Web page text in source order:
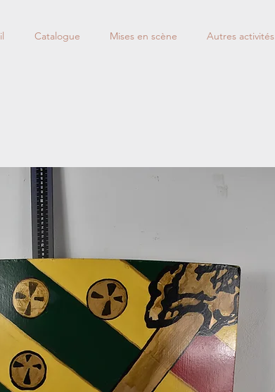
Catalogue Mises en scène Autres activités